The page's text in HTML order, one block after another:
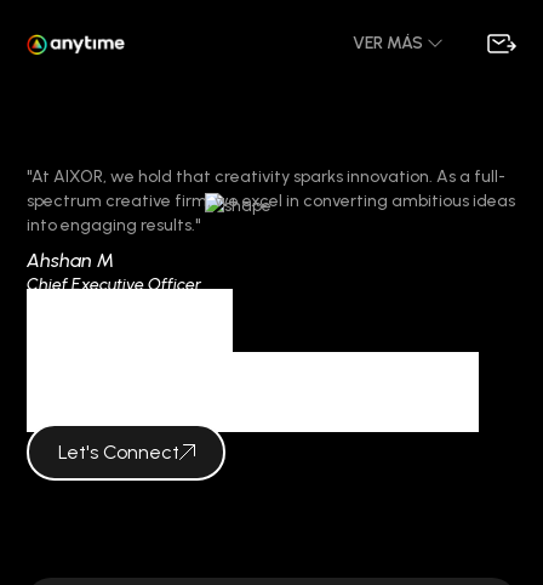
VER MÁS
"At AIXOR, we hold that creativity sparks innovation. As a full-
spectrum creative firm, we excel in converting ambitious ideas
into engaging results."
Ahshan M
Chief Executive Officer
Let's Connect